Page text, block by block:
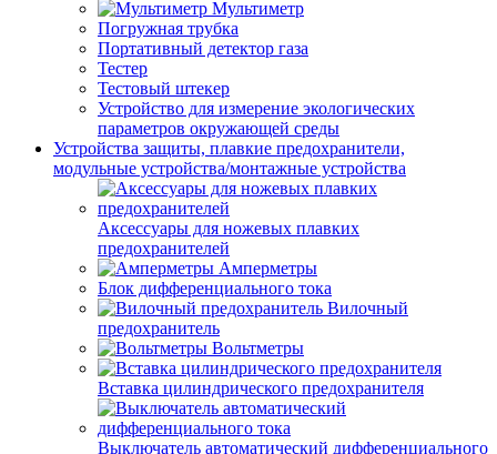
Мультиметр
Погружная трубка
Портативный детектор газа
Тестер
Тестовый штекер
Устройство для измерение экологических
параметров окружающей среды
Устройства защиты, плавкие предохранители,
модульные устройства/монтажные устройства
Аксессуары для ножевых плавких
предохранителей
Амперметры
Блок дифференциального тока
Вилочный
предохранитель
Вольтметры
Вставка цилиндрического предохранителя
Выключатель автоматический дифференциального